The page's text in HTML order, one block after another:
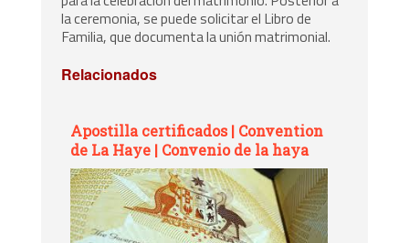
la ceremonia, se puede solicitar el Libro de
Familia, que documenta la unión matrimonial.
Relacionados
Apostilla certificados | Convention
de La Haye | Convenio de la haya